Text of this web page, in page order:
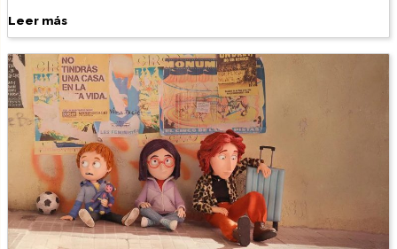
Leer más